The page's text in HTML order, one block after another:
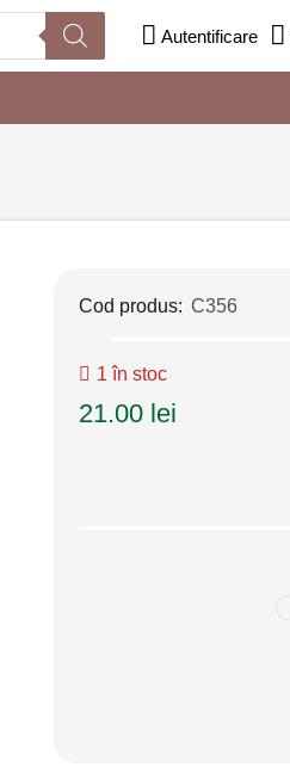
Autentificare
Cod produs: C356
1 în stoc
21.00 lei